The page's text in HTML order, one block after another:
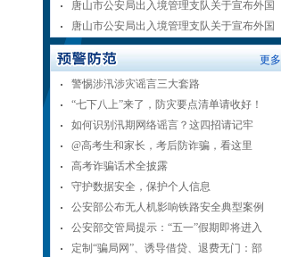
唐山市公安局出入境管理支队关于宣布外国
唐山市公安局出入境管理支队关于宣布外国
更多
警惕涉汛涉灾谣言三大套路
“七下八上”来了，防灾要点清单请收好！
如何识别汛期网络谣言？这四招请记牢
@高考生和家长，考后防诈骗，看这里
高考诈骗话术全披露
守护数据安全，保护个人信息
公安部公布无人机影响铁路安全典型案例
公安部交管局提示：“五一”假期即将进入
定制“骗局网”、诱导借贷、退费无门：部